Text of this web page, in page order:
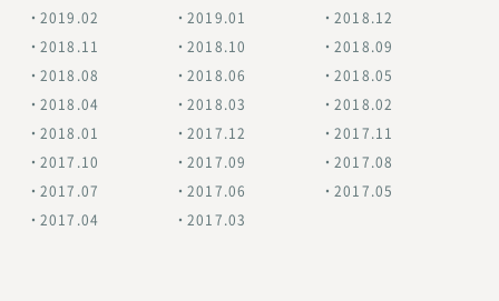
2019.02 2019.01 2018.12
2018.11 2018.10 2018.09
2018.08 2018.06 2018.05
2018.04 2018.03 2018.02
2018.01 2017.12 2017.11
2017.10 2017.09 2017.08
2017.07 2017.06 2017.05
2017.04 2017.03